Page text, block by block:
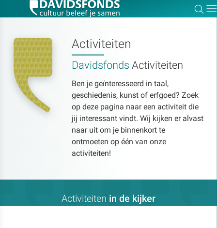
Activiteiten
Davidsfonds Activiteiten
Ben je geïnteresseerd in taal,
geschiedenis, kunst of erfgoed? Zoek
op deze pagina naar een activiteit die
jij interessant vindt. Wij kijken er alvast
naar uit om je binnenkort te
ontmoeten op één van onze
activiteiten!
Activiteiten in de kijker
Zoek:
Zoeken